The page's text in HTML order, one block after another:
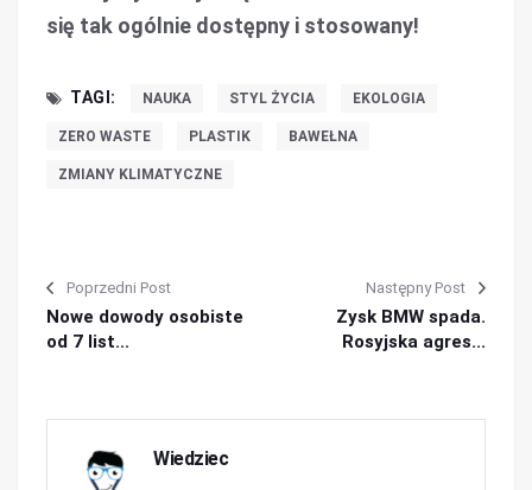
się tak ogólnie dostępny i stosowany!
TAGI: NAUKA STYL ŻYCIA EKOLOGIA
ZERO WASTE PLASTIK BAWEŁNA
ZMIANY KLIMATYCZNE
Poprzedni Post
Nowe dowody osobiste
od 7 list...
Następny Post
Zysk BMW spada.
Rosyjska agres...
Wiedziec